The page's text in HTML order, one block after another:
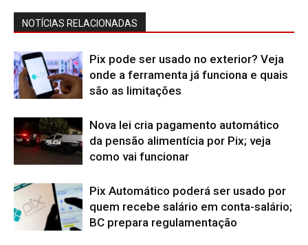
NOTÍCIAS RELACIONADAS
Pix pode ser usado no exterior? Veja
onde a ferramenta já funciona e quais
são as limitações
Nova lei cria pagamento automático
da pensão alimentícia por Pix; veja
como vai funcionar
Pix Automático poderá ser usado por
quem recebe salário em conta-salário;
BC prepara regulamentação